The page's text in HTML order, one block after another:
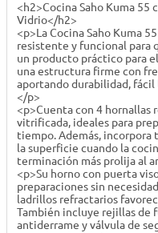
<h2>Cocina Saho Kuma 55
Vidrio</h2>
<p>La Cocina Saho Kuma
resistente y funcional para
un producto práctico para
una estructura firme con
aportando durabilidad,
</p>
<p>Cuenta con 4 hornallas
vitrificada, ideales para
tiempo. Además, incorpora
la superficie cuando la
terminación más prolija al
<p>Su horno con puerta
preparaciones sin
ladrillos refractarios
También incluye rejillas de
antiderrame y válvula de